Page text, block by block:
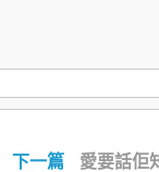
下一篇 愛要話佢